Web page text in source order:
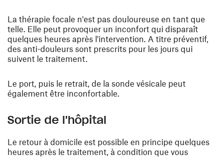
La thérapie focale n'est pas douloureuse en tant que
telle. Elle peut provoquer un inconfort qui disparaît
quelques heures après l'intervention. A titre préventif,
des anti-douleurs sont prescrits pour les jours qui
suivent le traitement.
Le port, puis le retrait, de la sonde vésicale peut
également être inconfortable.
Sortie de l'hôpital
Le retour à domicile est possible en principe quelques
heures après le traitement, à condition que vous